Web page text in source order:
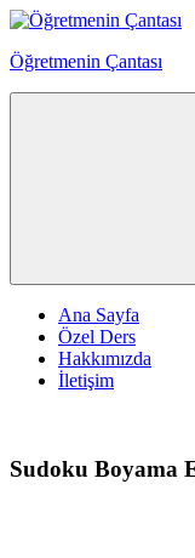
Skip
content
Öğretmenin Çantası
Ana Sayfa
Özel Ders
Hakkımızda
İletişim
Sudoku Boyama